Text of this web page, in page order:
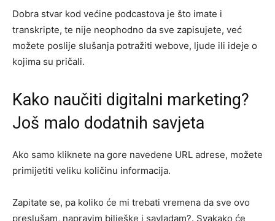
Dobra stvar kod većine podcastova je što imate i
transkripte, te nije neophodno da sve zapisujete, već
možete poslije slušanja potražiti webove, ljude ili ideje o
kojima su pričali.
Kako naučiti digitalni marketing?
Još malo dodatnih savjeta
Ako samo kliknete na gore navedene URL adrese, možete
primijetiti veliku količinu informacija.
Zapitate se, pa koliko će mi trebati vremena da sve ovo
preslušam, napravim bilješke i savladam?. Svakako će